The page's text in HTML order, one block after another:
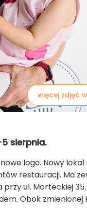
więcej zdjęć
sierpnia.
logo. Nowy lokal
restauracji. Ma
ul. Morteckiej
Obok